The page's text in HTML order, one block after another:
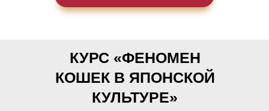
КУРС «ФЕНОМЕН
КОШЕК В ЯПОНСКОЙ
КУЛЬТУРЕ»